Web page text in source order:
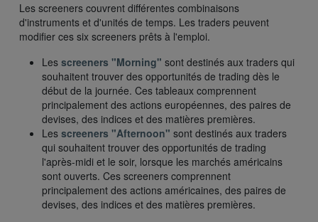
Les screeners couvrent différentes combinaisons
d'instruments et d'unités de temps. Les traders peuvent
modifier ces six screeners prêts à l'emploi.
Les screeners "Morning" sont destinés aux traders qui
souhaitent trouver des opportunités de trading dès le
début de la journée. Ces tableaux comprennent
principalement des actions européennes, des paires de
devises, des indices et des matières premières.
Les screeners "Afternoon" sont destinés aux traders
qui souhaitent trouver des opportunités de trading
l'après-midi et le soir, lorsque les marchés américains
sont ouverts. Ces screeners comprennent
principalement des actions américaines, des paires de
devises, des indices et des matières premières.